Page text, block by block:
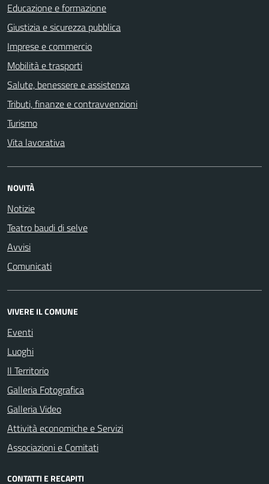
Educazione e formazione
Giustizia e sicurezza pubblica
Imprese e commercio
Mobilità e trasporti
Salute, benessere e assistenza
Tributi, finanze e contravvenzioni
Turismo
Vita lavorativa
NOVITÀ
Notizie
Teatro baudi di selve
Avvisi
Comunicati
VIVERE IL COMUNE
Eventi
Luoghi
Il Territorio
Galleria Fotografica
Galleria Video
Attività economiche e Servizi
Associazioni e Comitati
CONTATTI E RECAPITI